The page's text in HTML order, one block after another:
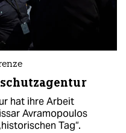
hat ihre Arbeit
Avramopoulos
Tag“.